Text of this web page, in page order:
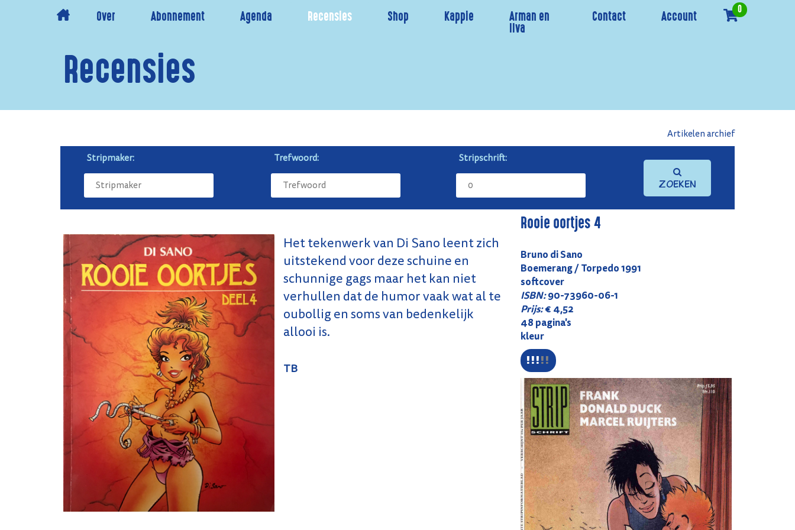
Over Abonnement Agenda Recensies Shop Kappie Arman en
Ilva
Contact Account 0
Recensies
Artikelen archief
Stripmaker:
Trefwoord: Stripschrift:
Zoeken
Het tekenwerk van Di Sano leent zich
uitstekend voor deze schuine en
schunnige gags maar het kan niet
verhullen dat de humor vaak wat al te
oubollig en soms van bedenkelijk
allooi is.
TB
Rooie oortjes 4
Bruno di Sano
Boemerang / Torpedo 1991
softcover
ISBN:90-73960-06-1
Prijs:€ 4,52
48 pagina's
kleur